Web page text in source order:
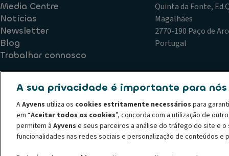
Media Centre
Notícias
Newsletter
Blog
Trabalhar connosco
Quinta da Fonte,
Magalhães
2770-190 Paço de
Portugal
Política de Qualidade Plano de Prevenção de Riscos de
Declaração de privacidade
Termos de utilização Política
Código de conduta
Canal de denúncias Política de
© 2026 A ALD Automotive I LeasePlan revela o Grupo Ayvens, a sua
líder global em mobilidade sustentável, fornecendo serviços
A sua privacidade é importante para nós
AAyvens utiliza os cookies estritamente necessários para
em “Aceitar todos os cookies”, concorda com a utilização de
permitem à Ayvens e seus parceiros a análise do tráfego do site e
funcionalidades nas redes sociais e personalização de conteúdos